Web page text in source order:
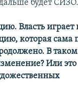
будет СИЗО.
Власть играет
которая сама
В таком
Или это